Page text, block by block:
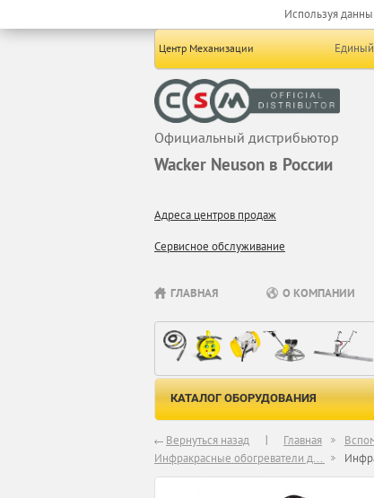
Используя
Центр Механизации
Официальный дистрибьютор
Wacker Neuson в России
Адреса центров продаж
Сервисное обслуживание
ГЛАВНАЯ О КОМПАНИИ
КАТАЛОГ ОБОРУДОВАНИЯ
Вернуться назад Главная
Инфракрасные обогреватели д...